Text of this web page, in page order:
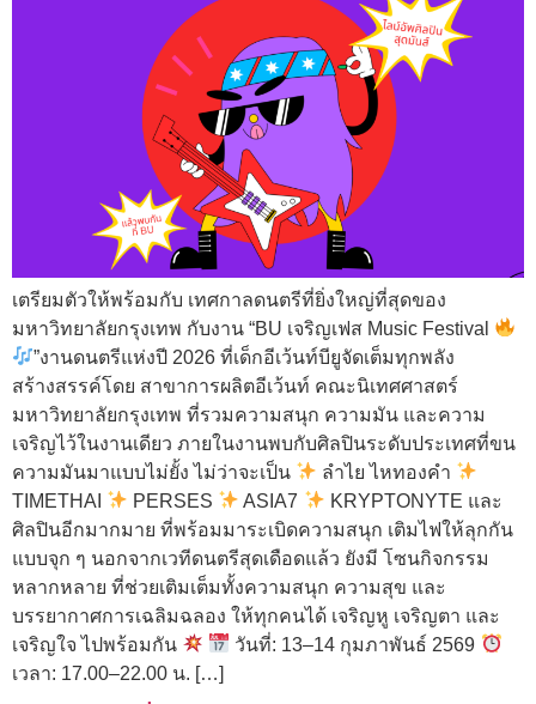
เตรียมตัวให้พร้อมกับ เทศกาลดนตรีที่ยิ่งใหญ่ที่สุดของ
มหาวิทยาลัยกรุงเทพ กับงาน “BU เจริญเฟส Music Festival
”งานดนตรีแห่งปี 2026 ที่เด็กอีเว้นท์บียูจัดเต็มทุกพลัง
สร้างสรรค์โดย สาขาการผลิตอีเว้นท์ คณะนิเทศศาสตร์
มหาวิทยาลัยกรุงเทพ ที่รวมความสนุก ความมัน และความ
เจริญไว้ในงานเดียว ภายในงานพบกับศิลปินระดับประเทศที่ขน
ความมันมาแบบไม่ยั้ง ไม่ว่าจะเป็น
ลำไย ไหทองคำ
TIMETHAI
PERSES ASIA7
KRYPTONYTE และ
ศิลปินอีกมากมาย ที่พร้อมมาระเบิดความสนุก เติมไฟให้ลุกกัน
แบบจุก ๆ นอกจากเวทีดนตรีสุดเดือดแล้ว ยังมี โซนกิจกรรม
หลากหลาย ที่ช่วยเติมเต็มทั้งความสนุก ความสุข และ
บรรยากาศการเฉลิมฉลอง ให้ทุกคนได้ เจริญหู เจริญตา และ
เจริญใจ ไปพร้อมกัน
วันที่: 13–14 กุมภาพันธ์ 2569
เวลา: 17.00–22.00 น. […]